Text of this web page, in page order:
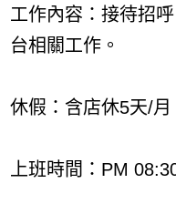
工作內容：接待招
台相關工作。
休假：含店休5天/月
上班時間：PM